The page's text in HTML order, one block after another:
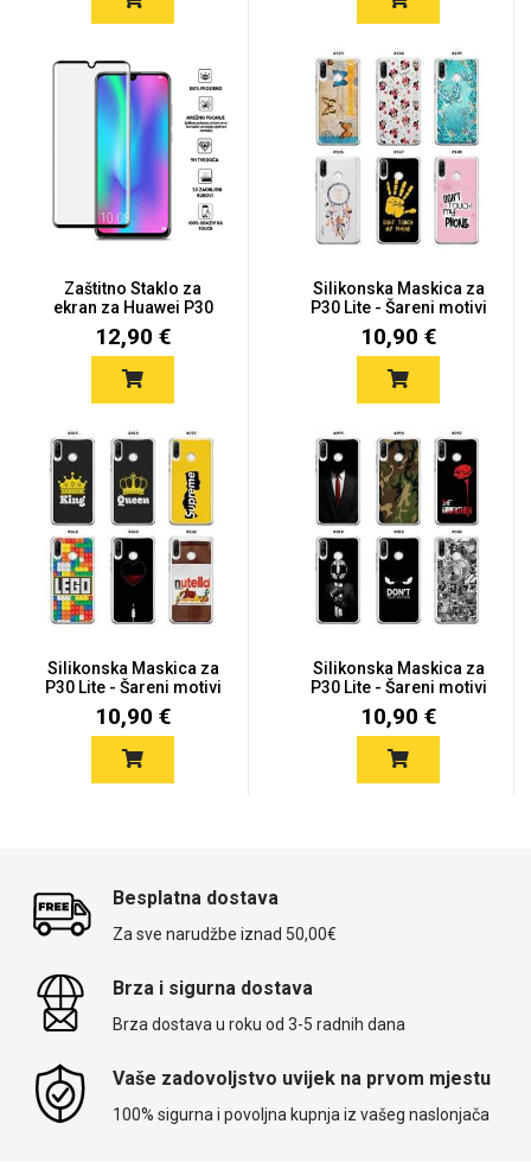
Zaštitno Staklo za
ekran za Huawei P30
Lite (3...
12,90 €
Silikonska Maskica za
P30 Lite - Šareni motivi
10,90 €
Silikonska Maskica za
P30 Lite - Šareni motivi
10,90 €
Silikonska Maskica za
P30 Lite - Šareni motivi
10,90 €
Besplatna dostava
Za sve narudžbe iznad 50,00€
Brza i sigurna dostava
Brza dostava u roku od 3-5 radnih dana
Vaše zadovoljstvo uvijek na prvom mjestu
100% sigurna i povoljna kupnja iz vašeg naslonjača